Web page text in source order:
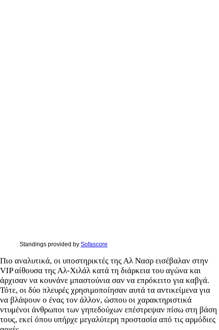
Standings provided by Sofascore
Πιο αναλυτικά, οι υποστηρικτές της Αλ Νασρ εισέβαλαν στην
VIP αίθουσα της Αλ-Χιλάλ κατά τη διάρκεια του αγώνα και
άρχισαν να κουνάνε μπαστούνια σαν να επρόκειτο για καβγά.
Τότε, οι δύο πλευρές χρησιμοποίησαν αυτά τα αντικείμενα για
να βλάψουν ο ένας τον άλλον, ώσπου οι χαρακτηριστικά
ντυμένοι άνθρωποι των γηπεδούχων επέστρεψαν πίσω στη βάση
τους, εκεί όπου υπήρχε μεγαλύτερη προστασία από τις αρμόδιες